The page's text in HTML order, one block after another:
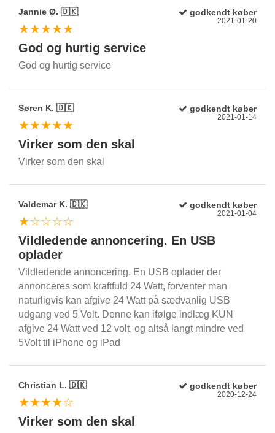
Jannie Ø. 🇩🇰 godkendt køber
★★★★★
2021-01-20
God og hurtig service
God og hurtig service
Søren K. 🇩🇰 godkendt køber
★★★★★
2021-01-14
Virker som den skal
Virker som den skal
Valdemar K. 🇩🇰 godkendt køber
★☆☆☆☆
2021-01-04
Vildledende annoncering. En USB
oplader
Vildledende annoncering. En USB oplader der
annonceres som kraftfuld 24 Watt, forventer man
naturligvis kan afgive 24 Watt på sædvanlig USB
udgang ved 5 Volt. Denne kan ifølge indlæg KUN
afgive 24 Watt ved 12 volt, og altså langt mindre ved
5Volt til iPhone og iPad
Christian L. 🇩🇰 godkendt køber
★★★★☆
2020-12-24
Virker som den skal